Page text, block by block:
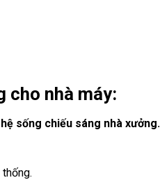
cho nhà máy:
hệ sống chiếu sáng nhà xưởng.